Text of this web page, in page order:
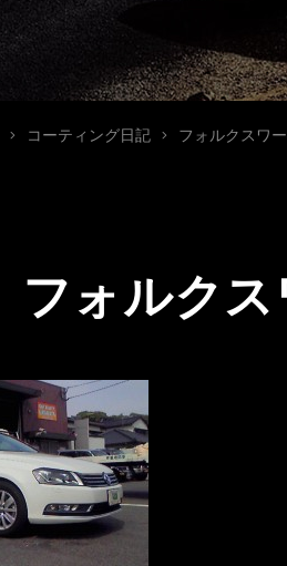
コーティング日記 フォルクスワ
フォルク